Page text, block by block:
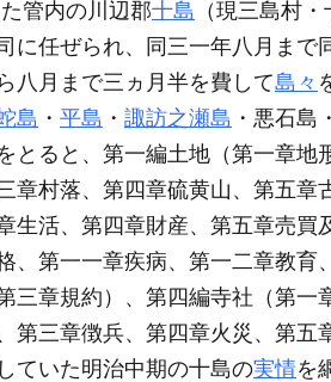
管内の川辺郡十島 （現三島村・
に任ぜられ、同三一年八月まで
八月まで三ヵ月半を費して島々
島 ・ 平島 ・ 諏訪之瀬島 ・悪石島
とると、第一編土地 （第一章
村落、第四章硫黄山、第五章
生活、第四章財産、第五章売
第一一章疾病、第一二章教育
三章規約） 、第四編寺社 （第
第三章徴兵、第四章火災、第五
ていた明治中期の十島の実情を